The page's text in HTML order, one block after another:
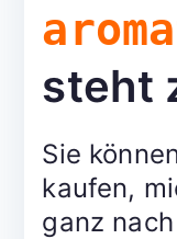
steht
Sie
kaufen,
ganz